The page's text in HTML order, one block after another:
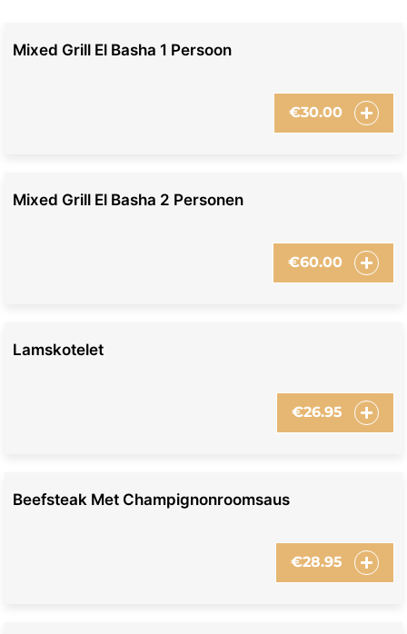
Mixed Grill El Basha 1 Persoon
€30.00
Mixed Grill El Basha 2 Personen
€60.00
Lamskotelet
€26.95
Beefsteak Met Champignonroomsaus
€28.95